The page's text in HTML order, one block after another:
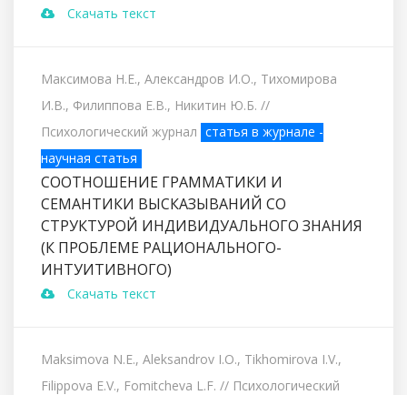
Скачать текст
Максимова Н.Е., Александров И.О., Тихомирова
И.В., Филиппова Е.В., Никитин Ю.Б. //
Психологический журнал статья в журнале -
научная статья
СООТНОШЕНИЕ ГРАММАТИКИ И
СЕМАНТИКИ ВЫСКАЗЫВАНИЙ СО
СТРУКТУРОЙ ИНДИВИДУАЛЬНОГО ЗНАНИЯ
(К ПРОБЛЕМЕ РАЦИОНАЛЬНОГО-
ИНТУИТИВНОГО)
Скачать текст
Maksimova N.E., Aleksandrov I.O., Tikhomirova I.V.,
Filippova E.V., Fomitcheva L.F. // Психологический